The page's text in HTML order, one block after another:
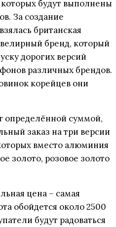
будут выполнены
За создание
британская
бренд, который
дорогих версий
различных брендов.
корейцев они
определённой суммой,
заказ на три версии
вместо алюминия
золото, розовое золото
цена – самая
обойдется около 2500
будут радоваться